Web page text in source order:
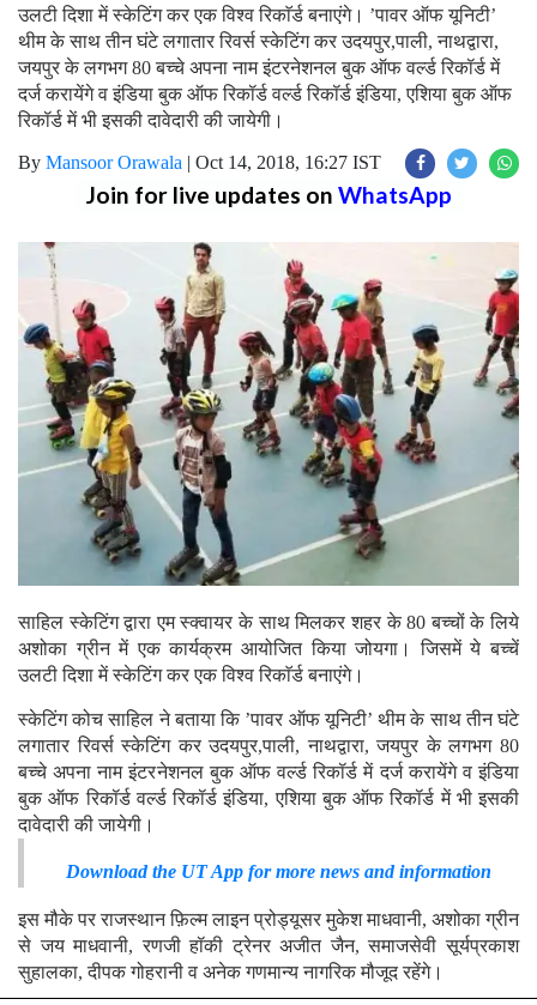
उलटी दिशा में स्केटिंग कर एक विश्व रिकाॅर्ड बनाएंगे। ’पावर ऑफ यूनिटी’
थीम के साथ तीन घंटे लगातार रिवर्स स्केटिंग कर उदयपुर,पाली, नाथद्वारा,
जयपुर के लगभग 80 बच्चे अपना नाम इंटरनेशनल बुक ऑफ वर्ल्ड रिकॉर्ड में
दर्ज करायेंगे व इंडिया बुक ऑफ रिकॉर्ड वर्ल्ड रिकॉर्ड इंडिया, एशिया बुक ऑफ
रिकॉर्ड में भी इसकी दावेदारी की जायेगी।
By Mansoor Orawala | Oct 14, 2018, 16:27 IST
Join for live updates on WhatsApp
साहिल स्केटिंग द्वारा एम स्क्वायर के साथ मिलकर शहर के 80 बच्चों के लिये
अशोका ग्रीन में एक कार्यक्रम आयोजित किया जोयगा। जिसमें ये बच्चें
उलटी दिशा में स्केटिंग कर एक विश्व रिकाॅर्ड बनाएंगे।
स्केटिंग कोच साहिल ने बताया कि ’पावर ऑफ यूनिटी’ थीम के साथ तीन घंटे
लगातार रिवर्स स्केटिंग कर उदयपुर,पाली, नाथद्वारा, जयपुर के लगभग 80
बच्चे अपना नाम इंटरनेशनल बुक ऑफ वर्ल्ड रिकॉर्ड में दर्ज करायेंगे व इंडिया
बुक ऑफ रिकॉर्ड वर्ल्ड रिकॉर्ड इंडिया, एशिया बुक ऑफ रिकॉर्ड में भी इसकी
दावेदारी की जायेगी।
Download the UT App for more news and information
इस मौके पर राजस्थान फ़िल्म लाइन प्रोड्यूसर मुकेश माधवानी, अशोका ग्रीन
से जय माधवानी, रणजी हॉकी ट्रेनर अजीत जैन, समाजसेवी सूर्यप्रकाश
सुहालका, दीपक गोहरानी व अनेक गणमान्य नागरिक मौजूद रहेंगे।